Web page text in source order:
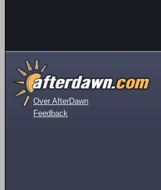
Over AfterDawn
Feedback